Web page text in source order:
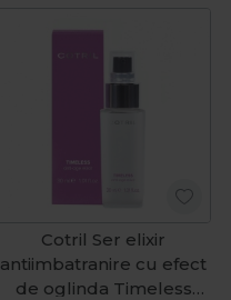
Cotril Ser elixir
antiimbatranire cu efect
de oglinda Timeless